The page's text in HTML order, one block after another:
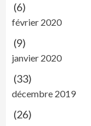
(6)
février 2020
(9)
janvier 2020
(33)
décembre 2019
(26)